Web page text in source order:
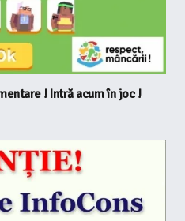
! Intră acum în joc !